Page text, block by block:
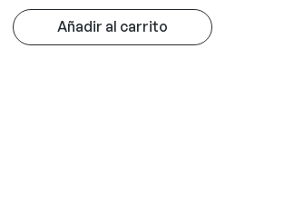
Añadir al carrito